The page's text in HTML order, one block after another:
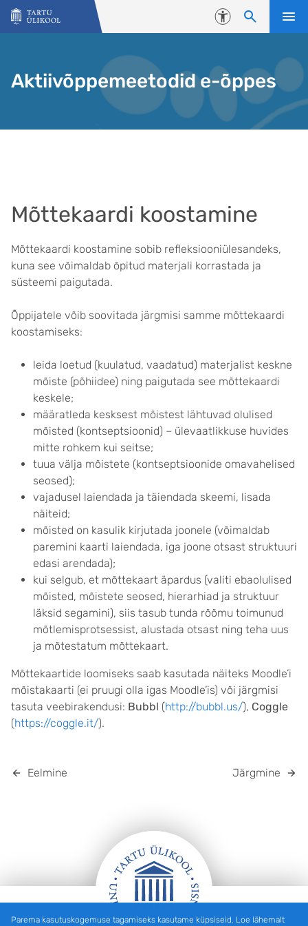
Liigu edasi põhisisu juurde
Juurdepääsetavus
Aktiivõppemeetodid e-õppes
Mõttekaardi koostamine
Mõttekaardi koostamine sobib refleksiooniülesandeks,
kuna see võimaldab õpitud materjali korrastada ja
süsteemi paigutada.
Õppijatele võib soovitada järgmisi samme mõttekaardi
koostamiseks:
leida loetud (kuulatud, vaadatud) materjalist keskne
mõiste (põhiidee) ning paigutada see mõttekaardi
keskele;
määratleda kesksest mõistest lähtuvad olulised
mõisted (kontseptsioonid) – ülevaatlikkuse huvides
mitte rohkem kui seitse;
tuua välja mõistete (kontseptsioonide omavahelised
seosed);
vajadusel laiendada ja täiendada skeemi, lisada
näiteid;
mõisted on kasulik kirjutada joonele (võimaldab
paremini kaarti laiendada, iga joone otsast struktuuri
edasi arendada);
kui selgub, et mõttekaart äpardus (valiti ebaolulised
mõisted, mõistete seosed, hierarhiad ja struktuur
läksid segamini), siis tasub tunda rõõmu toimunud
mõtlemisprotsessist, alustada otsast ning teha uus
ja mõtestatum mõttekaart.
Mõttekaartide loomiseks saab kasutada näiteks Moodle’i
mõistakaarti (ei pruugi olla igas Moodle’is) või järgmisi
tasuta veebirakendusi: Bubbl (http://bubbl.us/), Coggle
(https://coggle.it/).
Eelmine Järgmine
Parema kasutuskogemuse tagamiseks kasutame küpsiseid. Loe lähemalt